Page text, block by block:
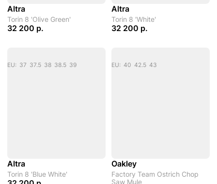
Altra
Torin 8 'Olive Green'
32 200 р.
Altra
Torin 8 'White'
32 200 р.
EU: 37 37.5 38 38.5 39
Altra
Torin 8 'Blue White'
EU: 40 42.5 43
Oakley
Factory Team Ostrich Chop
Saw Mule